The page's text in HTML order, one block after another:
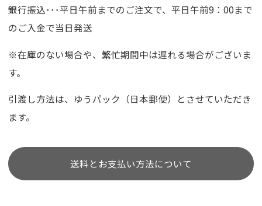
銀行振込･･･平日午前までのご注文で、平日午前9：00まで
のご入金で当日発送
※在庫のない場合や、繁忙期間中は遅れる場合がございま
す。
引渡し方法は、ゆうパック（日本郵便）とさせていただき
ます。
送料とお支払い方法について